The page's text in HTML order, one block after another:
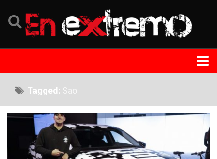
Eventos
Tips Extremo
Tagged: Sao